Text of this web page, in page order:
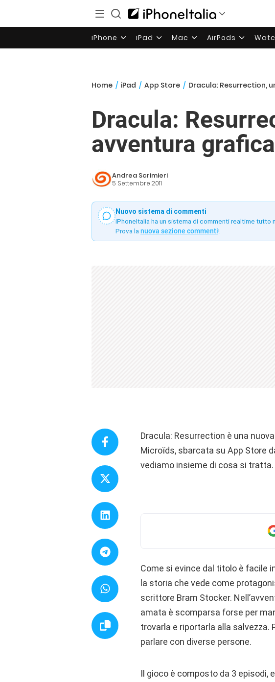
iPhone iPad Mac AirPods
Home / iPad / App Store / Dracula: Resurrection,
Dracula:
avventura
Andrea Scrimieri
5 Settembre 2011
Nuovo sistema di commenti
iPhoneItalia ha un sistema di commenti realtime
Prova la nuova sezione commenti!
Dracula: Resurrection è una
Microïds, sbarcata su App Store
vediamo insieme di cosa si tratta.
Come si evince dal titolo è facile
la storia che vede come
scrittore Bram Stocker.
amata è scomparsa forse per
trovarla e riportarla alla salvezza.
parlare con diverse persone.
Il gioco è composto da 3 episodi,